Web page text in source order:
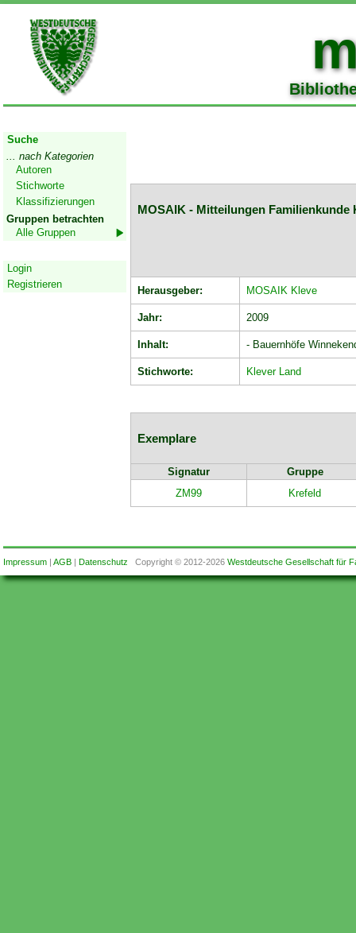
Suche
... nach Kategorien
Autoren
Stichworte
Klassifizierungen
Gruppen betrachten
Alle Gruppen
Login
Registrieren
MOSAIK - Mitteilungen Familienkunde
Herausgeber: MOSAIK Kleve
Jahr: 2009
Inhalt: - Bauernhöfe
Stichworte: Klever Land
Exemplare
Signatur
Gruppe
ZM99
Krefeld
Impressum| AGB| Datenschutz Copyright © 2012-2026 Westdeutsche Gesellschaft für